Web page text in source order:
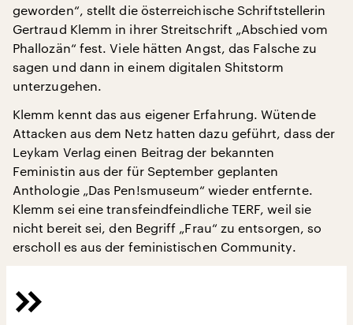
geworden“, stellt die österreichische Schriftstellerin
Gertraud Klemm in ihrer Streitschrift „Abschied vom
Phallozän“ fest. Viele hätten Angst, das Falsche zu
sagen und dann in einem digitalen Shitstorm
unterzugehen.
Klemm kennt das aus eigener Erfahrung. Wütende
Attacken aus dem Netz hatten dazu geführt, dass der
Leykam Verlag einen Beitrag der bekannten
Feministin aus der für September geplanten
Anthologie „Das Pen!smuseum“ wieder entfernte.
Klemm sei eine transfeindfeindliche TERF, weil sie
nicht bereit sei, den Begriff „Frau“ zu entsorgen, so
erscholl es aus der feministischen Community.